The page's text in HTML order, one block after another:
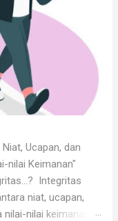
Ucapan, dan
nilai Keimanan"
Integritas
niat, ucapan,
nilai keimanan .